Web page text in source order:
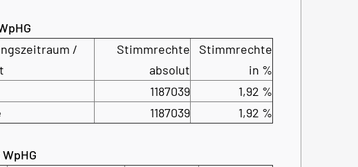
/
Stimmrechte
absolut
Stimmrechte
in %
1187039
1,92 %
1187039 1,92 %